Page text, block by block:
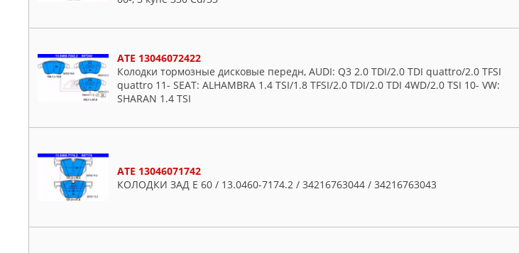
ATE 13046072422
Колодки тормозные дисковые передн, AUDI: Q3 2.0 TDI/2.0 TDI quattro/2.0 TFSI
quattro 11- SEAT: ALHAMBRA 1.4 TSI/1.8 TFSI/2.0 TDI/2.0 TDI 4WD/2.0 TSI 10- VW:
SHARAN 1.4 TSI
ATE 13046071742
КОЛОДКИ ЗАД E 60 / 13.0460-7174.2 / 34216763044 / 34216763043